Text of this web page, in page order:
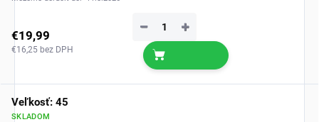
€19,99
€16,25 bez DPH
+
−
Veľkosť: 45
SKLADOM